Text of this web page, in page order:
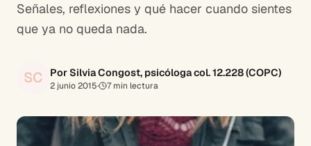
Señales, reflexiones y qué hacer cuando sientes
que ya no queda nada.
SC Por Silvia Congost, psicóloga col. 12.228 (COPC)
2 junio 2015· 7min lectura